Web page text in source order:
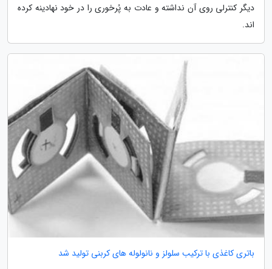
دیگر کنترلی روی آن نداشته و عادت به پُرخوری را در خود نهادینه کرده
اند.
باتری کاغذی با ترکیب سلولز و نانولوله های کربنی تولید شد